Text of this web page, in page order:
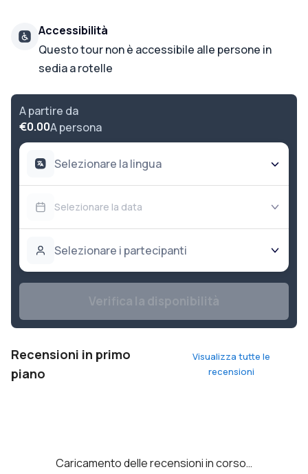
Accessibilità
Questo tour non è accessibile alle persone in
sedia a rotelle
A partire da
€0.00A persona
Selezionare la lingua
Selezionare la data
Selezionare i partecipanti
Recensioni in primo
piano
Visualizza tutte le
recensioni
Caricamento delle recensioni in corso…